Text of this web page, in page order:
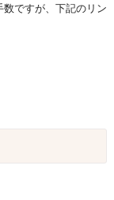
ですが、下記のリン